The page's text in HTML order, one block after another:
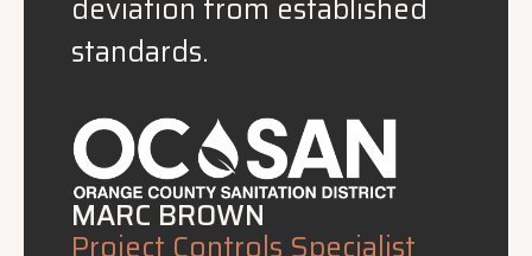
deviation from established
standards.
MARC BROWN